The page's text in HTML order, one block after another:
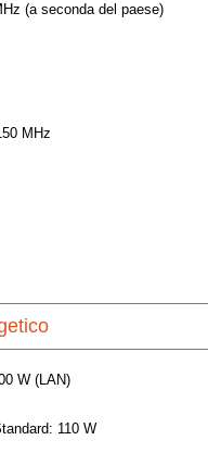
(a seconda del paese)
MHz
W (LAN)
110 W